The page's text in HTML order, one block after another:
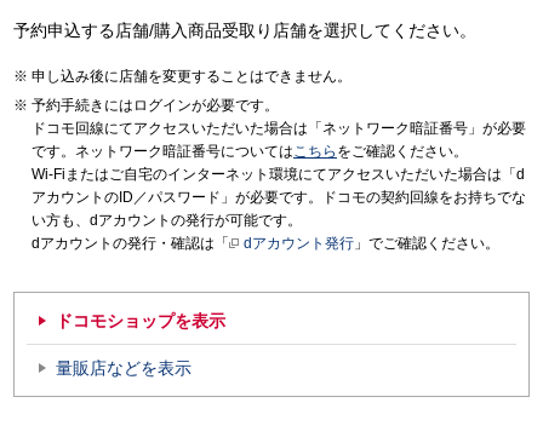
予約申込する店舗/購入商品受取り店舗を選択してください。
申し込み後に店舗を変更することはできません。
予約手続きにはログインが必要です。
ドコモ回線にてアクセスいただいた場合は「ネットワーク暗証番号」が必要
です。ネットワーク暗証番号についてはこちら をご確認ください。
Wi-Fiまたはご自宅のインターネット環境にてアクセスいただいた場合は「d
アカウントのID／パスワード」が必要です。ドコモの契約回線をお持ちでな
い方も、dアカウントの発行が可能です。
dアカウントの発行・確認は「
dアカウント発行 」でご確認ください。
ドコモショップを表示
量販店などを表示